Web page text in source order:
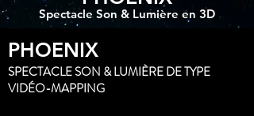
Spectacle Son & Lumière en 3D
PHOENIX
SPECTACLE SON & LUMIÈRE DE TYPE
VIDÉO-MAPPING